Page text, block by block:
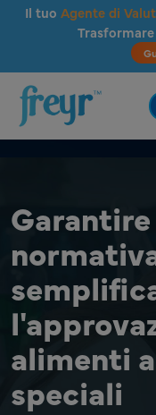
Salta al contenuto
Il tuo Agente di
.
alimenti
speciali